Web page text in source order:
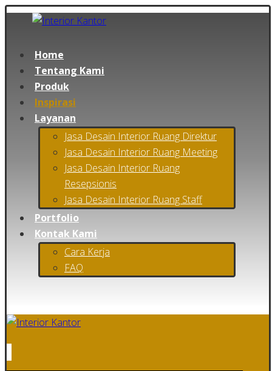
Home
Tentang Kami
Produk
Inspirasi
Layanan
Jasa Desain Interior Ruang Direktur
Jasa Desain Interior Ruang Meeting
Jasa Desain Interior Ruang
Resepsionis
Jasa Desain Interior Ruang Staff
Portfolio
Kontak Kami
Cara Kerja
FAQ